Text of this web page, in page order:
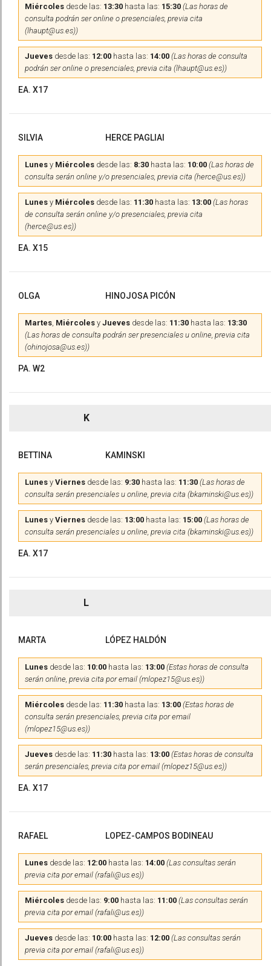
Miércoles desde las: 13:30 hasta las: 15:30 (Las horas de
consulta podrán ser online o presenciales, previa cita
(lhaupt@us.es))
Jueves desde las: 12:00 hasta las: 14:00 (Las horas de consulta
podrán ser online o presenciales, previa cita (lhaupt@us.es))
EA. X17
SILVIA HERCE PAGLIAI
Lunes y Miércoles desde las: 8:30 hasta las: 10:00 (Las horas de
consulta serán online y/o presenciales, previa cita (herce@us.es))
Lunes y Miércoles desde las: 11:30 hasta las: 13:00 (Las horas
de consulta serán online y/o presenciales, previa cita
(herce@us.es))
EA. X15
OLGA HINOJOSA PICÓN
Martes, Miércoles y Jueves desde las: 11:30 hasta las: 13:30
(Las horas de consulta podrán ser presenciales u online, previa cita
(ohinojosa@us.es))
PA. W2
K
BETTINA KAMINSKI
Lunes y Viernes desde las: 9:30 hasta las: 11:30 (Las horas de
consulta serán presenciales u online, previa cita (bkaminski@us.es))
Lunes y Viernes desde las: 13:00 hasta las: 15:00 (Las horas de
consulta serán presenciales u online, previa cita (bkaminski@us.es))
EA. X17
L
MARTA LÓPEZ HALDÓN
Lunes desde las: 10:00 hasta las: 13:00 (Estas horas de consulta
serán online, previa cita por email (mlopez15@us.es))
Miércoles desde las: 11:30 hasta las: 13:00 (Estas horas de
consulta serán presenciales, previa cita por email
(mlopez15@us.es))
Jueves desde las: 11:30 hasta las: 13:00 (Estas horas de consulta
serán presenciales, previa cita por email (mlopez15@us.es))
EA. X17
RAFAEL LOPEZ-CAMPOS BODINEAU
Lunes desde las: 12:00 hasta las: 14:00 (Las consultas serán
previa cita por email (rafali@us.es))
Miércoles desde las: 9:00 hasta las: 11:00 (Las consultas serán
previa cita por email (rafali@us.es))
Jueves desde las: 10:00 hasta las: 12:00 (Las consultas serán
previa cita por email (rafali@us.es))